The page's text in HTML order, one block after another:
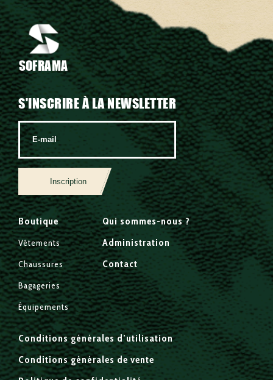
SOFRAMA
S'INSCRIRE À LA NEWSLETTER
Inscription
Boutique
Vêtements
Chaussures
Bagageries
Équipements
Qui sommes-nous ?
Administration
Contact
Conditions générales d’utilisation
Conditions générales de vente